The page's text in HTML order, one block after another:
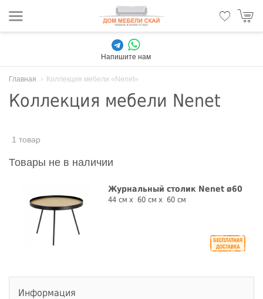
Напишите нам
Главная Коллекция мебели «Nenet»
Коллекция мебели Nenet
1 товар
Товары не в наличии
Журнальный столик Nenet ø60
44 см 60 см 60 см
Информация